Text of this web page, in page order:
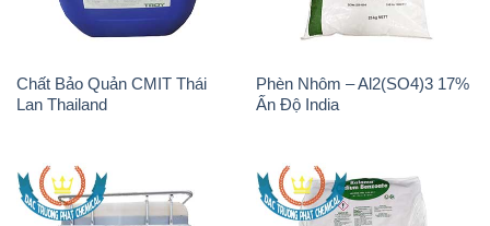
Chất Bảo Quản CMIT Thái
Lan Thailand
Phèn Nhôm – Al2(SO4)3 17%
Ấn Độ India